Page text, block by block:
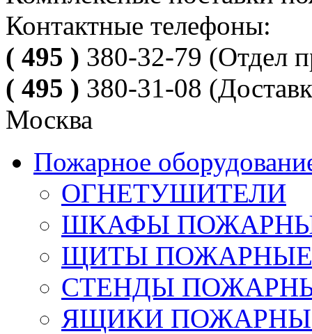
Контактные телефоны:
( 495 ) 380-32-79 (Отдел
( 495 ) 380-31-08
Москва
Пожарное
ОГНЕТУШИТЕЛИ
ШКАФЫ
ЩИТЫ ПОЖАРНЫЕ
СТЕНДЫ
ЯЩИКИ ПОЖАРНЫЕ